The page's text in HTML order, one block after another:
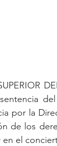
por la
de los
el